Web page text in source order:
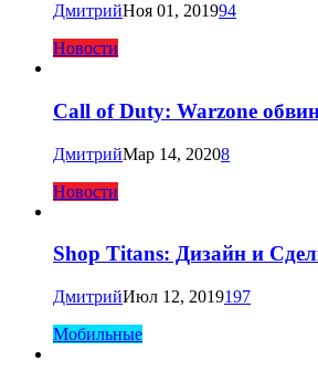
ДмитрийНоя 01, 201994
Новости
Call of Duty: Warzone
ДмитрийМар 14, 20208
Новости
Shop Titans: Дизайн и
ДмитрийИюл 12, 2019197
Мобильные